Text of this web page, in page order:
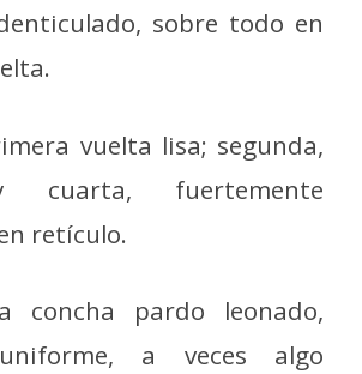
sobre todo en
vuelta lisa; segunda,
cuarta, fuertemente
retículo.
concha pardo leonado,
a veces algo